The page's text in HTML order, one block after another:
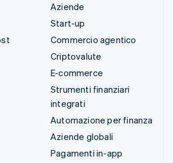
Aziende
Start-up
Commercio agentico
Criptovalute
E-commerce
Strumenti finanziari
integrati
Automazione per finanza
Aziende globali
Pagamenti in-app